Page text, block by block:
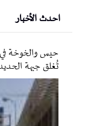
احدث الأخبار
حيس والخوخة
تُغلق جبهة